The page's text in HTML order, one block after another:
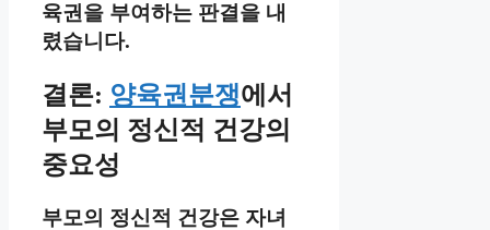
육권을 부여하는 판결을 내
렸습니다.
결론: 양육권분쟁에서
부모의 정신적 건강의
중요성
부모의 정신적 건강은 자녀